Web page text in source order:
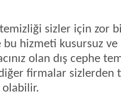
temizliği sizler için zor
bu hizmeti kusursuz
olan dış cephe
firmalar sizlerden